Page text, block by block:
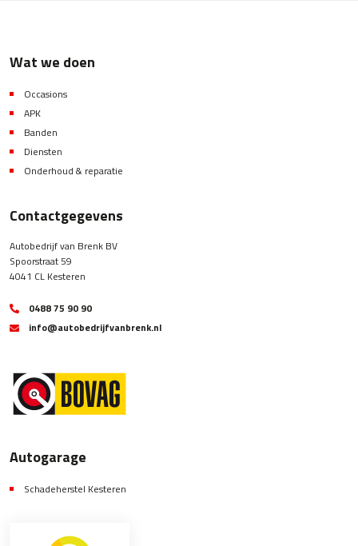
Wat we doen
Occasions
APK
Banden
Diensten
Onderhoud & reparatie
Contactgegevens
Autobedrijf van Brenk BV
Spoorstraat 59
4041 CL Kesteren
0488 75 90 90
info@autobedrijfvanbrenk.nl
Autogarage
Schadeherstel Kesteren